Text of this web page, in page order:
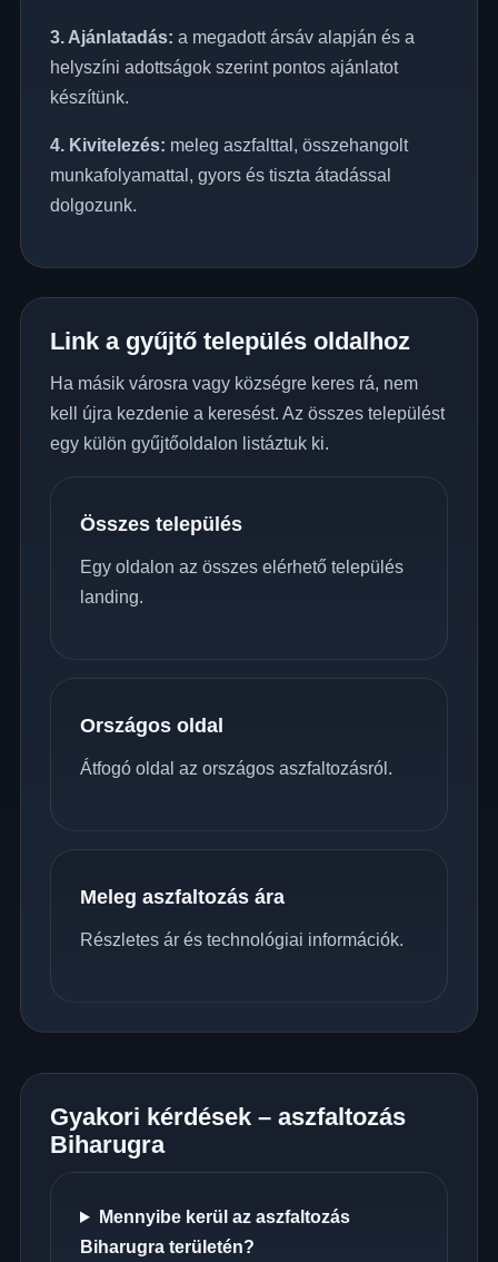
3. Ajánlatadás: a megadott ársáv alapján és a
helyszíni adottságok szerint pontos ajánlatot
készítünk.
4. Kivitelezés: meleg aszfalttal, összehangolt
munkafolyamattal, gyors és tiszta átadással
dolgozunk.
Link a gyűjtő település oldalhoz
Ha másik városra vagy községre keres rá, nem
kell újra kezdenie a keresést. Az összes települést
egy külön gyűjtőoldalon listáztuk ki.
Összes település
Egy oldalon az összes elérhető település
landing.
Országos oldal
Átfogó oldal az országos aszfaltozásról.
Meleg aszfaltozás ára
Részletes ár és technológiai információk.
Gyakori kérdések – aszfaltozás
Biharugra
Mennyibe kerül az aszfaltozás
Biharugra területén?